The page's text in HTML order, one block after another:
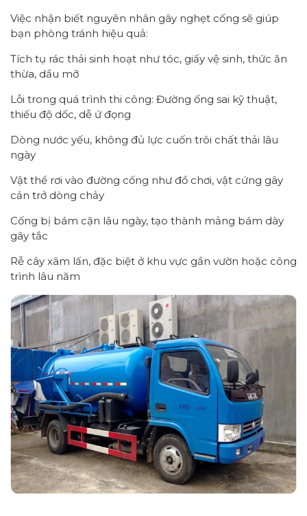
Việc nhận biết nguyên nhân gây nghẹt cống sẽ giúp
bạn phòng tránh hiệu quả:
Tích tụ rác thải sinh hoạt như tóc, giấy vệ sinh, thức ăn
thừa, dầu mỡ
Lỗi trong quá trình thi công: Đường ống sai kỹ thuật,
thiếu độ dốc, dễ ứ đọng
Dòng nước yếu, không đủ lực cuốn trôi chất thải lâu
ngày
Vật thể rơi vào đường cống như đồ chơi, vật cứng gây
cản trở dòng chảy
Cống bị bám cặn lâu ngày, tạo thành mảng bám dày
gây tắc
Rễ cây xâm lấn, đặc biệt ở khu vực gần vườn hoặc công
trình lâu năm